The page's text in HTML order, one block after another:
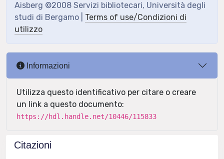
Aisberg ©2008 Servizi bibliotecari, Università degli
studi di Bergamo | Terms of use/Condizioni di
utilizzo
Informazioni
Utilizza questo identificativo per citare o creare
un link a questo documento:
https://hdl.handle.net/10446/115833
Citazioni